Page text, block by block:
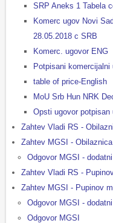
SRP Aneks 1 Tabela
Komerc ugov Novi
28.05.2018 c SRB
Komerc. ugovor ENG
Potpisani komercijalni
table of price-English
MoU Srb Hun NRK
Opsti ugovor potpisan
Zahtev Vladi RS -
Zahtev MGSI -
Odgovor MGSI -
Zahtev Vladi RS -
Zahtev MGSI - Pupinov
Odgovor MGSI -
Odgovor MGSI